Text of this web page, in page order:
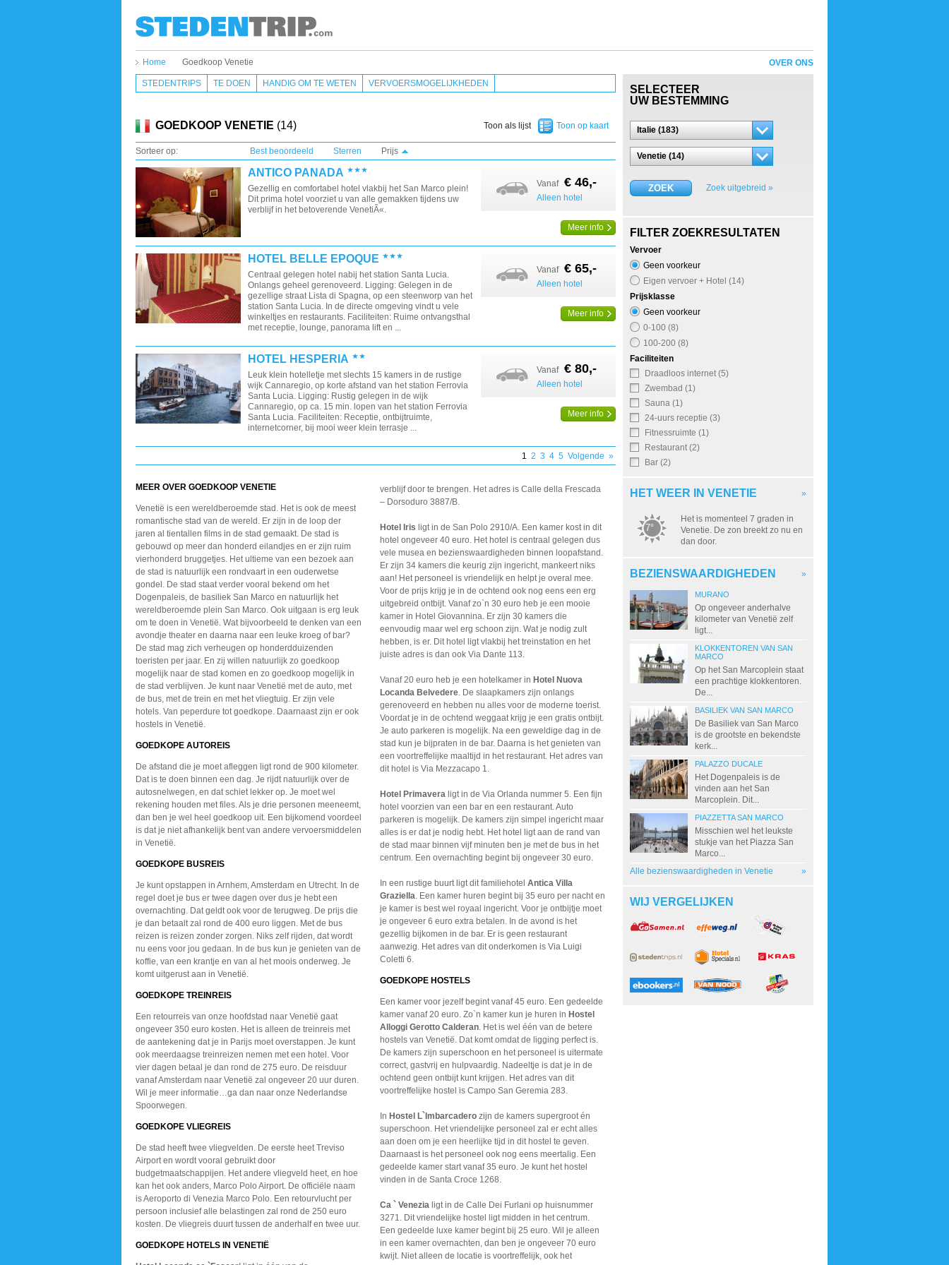
Home Goedkoop Venetie
STEDENTRIPS TE DOEN HANDIG OM TE WETEN VERVOERSMOGELIJKHEDEN
GOEDKOOP VENETIE (14)
Sorteer op: Best beoordeeld Sterren Prijs
ANTICO PANADA
Gezellig en comfortabel hotel vlakbij het San Marco plein!
Dit prima hotel voorziet u van alle gemakken tijdens uw
verblijf in het betoverende VenetiÃ«.
Vanaf € 46,-
Alleen hotel
Meer info
HOTEL BELLE EPOQUE
Centraal gelegen hotel nabij het station Santa Lucia.
Onlangs geheel gerenoveerd. Ligging: Gelegen in de
gezellige straat Lista di Spagna, op een steenworp van het
station Santa Lucia. In de directe omgeving vindt u vele
winkeltjes en restaurants. Faciliteiten: Ruime ontvangsthal
met receptie, lounge, panorama lift en ...
Vanaf € 65,-
Alleen hotel
Meer info
HOTEL HESPERIA
Leuk klein hotelletje met slechts 15 kamers in de rustige
wijk Cannaregio, op korte afstand van het station Ferrovia
Santa Lucia. Ligging: Rustig gelegen in de wijk
Cannaregio, op ca. 15 min. lopen van het station Ferrovia
Santa Lucia. Faciliteiten: Receptie, ontbijtruimte,
internetcorner, bij mooi weer klein terrasje ...
Vanaf € 80,-
Alleen hotel
Meer info
1 2 3 4 5 Volgende »
MEER OVER GOEDKOOP VENETIE
Venetië is een wereldberoemde stad. Het is ook de meest
romantische stad van de wereld. Er zijn in de loop der
jaren al tientallen films in de stad gemaakt. De stad is
gebouwd op meer dan honderd eilandjes en er zijn ruim
vierhonderd bruggetjes. Het ultieme van een bezoek aan
de stad is natuurlijk een rondvaart in een ouderwetse
gondel. De stad staat verder vooral bekend om het
Dogenpaleis, de basiliek San Marco en natuurlijk het
wereldberoemde plein San Marco. Ook uitgaan is erg leuk
om te doen in Venetië. Wat bijvoorbeeld te denken van een
avondje theater en daarna naar een leuke kroeg of bar?
De stad mag zich verheugen op honderdduizenden
toeristen per jaar. En zij willen natuurlijk zo goedkoop
mogelijk naar de stad komen en zo goedkoop mogelijk in
de stad verblijven. Je kunt naar Venetië met de auto, met
de bus, met de trein en met het vliegtuig. Er zijn vele
hotels. Van peperdure tot goedkope. Daarnaast zijn er ook
hostels in Venetië.
GOEDKOPE AUTOREIS
De afstand die je moet afleggen ligt rond de 900 kilometer.
Dat is te doen binnen een dag. Je rijdt natuurlijk over de
autosnelwegen, en dat schiet lekker op. Je moet wel
rekening houden met files. Als je drie personen meeneemt,
dan ben je wel heel goedkoop uit. Een bijkomend voordeel
is dat je niet afhankelijk bent van andere vervoersmiddelen
in Venetië.
GOEDKOPE BUSREIS
Je kunt opstappen in Arnhem, Amsterdam en Utrecht. In de
regel doet je bus er twee dagen over dus je hebt een
overnachting. Dat geldt ook voor de terugweg. De prijs die
je dan betaalt zal rond de 400 euro liggen. Met de bus
reizen is reizen zonder zorgen. Niks zelf rijden, dat wordt
nu eens voor jou gedaan. In de bus kun je genieten van de
koffie, van een krantje en van al het moois onderweg. Je
komt uitgerust aan in Venetië.
GOEDKOPE TREINREIS
Een retourreis van onze hoofdstad naar Venetië gaat
ongeveer 350 euro kosten. Het is alleen de treinreis met
de aantekening dat je in Parijs moet overstappen. Je kunt
ook meerdaagse treinreizen nemen met een hotel. Voor
vier dagen betaal je dan rond de 275 euro. De reisduur
vanaf Amsterdam naar Venetië zal ongeveer 20 uur duren.
Wil je meer informatie…ga dan naar onze Nederlandse
Spoorwegen.
GOEDKOPE VLIEGREIS
De stad heeft twee vliegvelden. De eerste heet Treviso
Airport en wordt vooral gebruikt door
budgetmaatschappijen. Het andere vliegveld heet, en hoe
kan het ook anders, Marco Polo Airport. De officiële naam
is Aeroporto di Venezia Marco Polo. Een retourvlucht per
persoon inclusief alle belastingen zal rond de 250 euro
kosten. De vliegreis duurt tussen de anderhalf en twee uur.
GOEDKOPE HOTELS IN VENETIË
verblijf door te brengen. Het adres is Calle della Frescada
– Dorsoduro 3887/B.
Hotel Iris ligt in de San Polo 2910/A. Een kamer kost in dit
hotel ongeveer 40 euro. Het hotel is centraal gelegen dus
vele musea en bezienswaardigheden binnen loopafstand.
Er zijn 34 kamers die keurig zijn ingericht, mankeert niks
aan! Het personeel is vriendelijk en helpt je overal mee.
Voor de prijs krijg je in de ochtend ook nog eens een erg
uitgebreid ontbijt. Vanaf zo`n 30 euro heb je een mooie
kamer in Hotel Giovannina. Er zijn 30 kamers die
eenvoudig maar wel erg schoon zijn. Wat je nodig zult
hebben, is er. Dit hotel ligt vlakbij het treinstation en het
juiste adres is dan ook Via Dante 113.
Vanaf 20 euro heb je een hotelkamer in Hotel Nuova
Locanda Belvedere. De slaapkamers zijn onlangs
gerenoveerd en hebben nu alles voor de moderne toerist.
Voordat je in de ochtend weggaat krijg je een gratis ontbijt.
Je auto parkeren is mogelijk. Na een geweldige dag in de
stad kun je bijpraten in de bar. Daarna is het genieten van
een voortreffelijke maaltijd in het restaurant. Het adres van
dit hotel is Via Mezzacapo 1.
Hotel Primavera ligt in de Via Orlanda nummer 5. Een fijn
hotel voorzien van een bar en een restaurant. Auto
parkeren is mogelijk. De kamers zijn simpel ingericht maar
alles is er dat je nodig hebt. Het hotel ligt aan de rand van
de stad maar binnen vijf minuten ben je met de bus in het
centrum. Een overnachting begint bij ongeveer 30 euro.
In een rustige buurt ligt dit familiehotelAntica Villa
Graziella. Een kamer huren begint bij 35 euro per nacht en
je kamer is best wel royaal ingericht. Voor je ontbijtje moet
je ongeveer 6 euro extra betalen. In de avond is het
gezellig bijkomen in de bar. Er is geen restaurant
aanwezig. Het adres van dit onderkomen is Via Luigi
Coletti 6.
GOEDKOPE HOSTELS
Een kamer voor jezelf begint vanaf 45 euro. Een gedeelde
kamer vanaf 20 euro. Zo`n kamer kun je huren in Hostel
Alloggi Gerotto Calderan. Het is wel één van de betere
hostels van Venetië. Dat komt omdat de ligging perfect is.
De kamers zijn superschoon en het personeel is uitermate
correct, gastvrij en hulpvaardig. Nadeeltje is dat je in de
ochtend geen ontbijt kunt krijgen. Het adres van dit
voortreffelijke hostel is Campo San Geremia 283.
In Hostel L`Imbarcaderozijn de kamers supergroot én
superschoon. Het vriendelijke personeel zal er echt alles
aan doen om je een heerlijke tijd in dit hostel te geven.
Daarnaast is het personeel ook nog eens meertalig. Een
gedeelde kamer start vanaf 35 euro. Je kunt het hostel
vinden in de Santa Croce 1268.
Ca ` Venezia ligt in de Calle Dei Furlani op huisnummer
3271. Dit vriendelijke hostel ligt midden in het centrum.
Een gedeelde luxe kamer begint bij 25 euro. Wil je alleen
in een kamer overnachten, dan ben je ongeveer 70 euro
kwijt. Niet alleen de locatie is voortreffelijk, ook het
Toon op kaart
Toon als lijst
OVER ONS
SELECTEER
UW BESTEMMING
Italie (183)
Venetie (14)
ZOEK Zoek uitgebreid »
FILTER ZOEKRESULTATEN
Vervoer
Geen voorkeur
Eigen vervoer + Hotel (14)
Prijsklasse
Geen voorkeur
0-100 (8)
100-200 (8)
Faciliteiten
Draadloos internet (5)
Zwembad (1)
Sauna (1)
24-uurs receptie (3)
Fitnessruimte (1)
Restaurant (2)
Bar (2)
HET WEER IN VENETIE »
7°
Het is momenteel 7 graden in
Venetie. De zon breekt zo nu en
dan door.
BEZIENSWAARDIGHEDEN »
MURANO
Op ongeveer anderhalve
kilometer van Venetië zelf
ligt...
KLOKKENTOREN VAN SAN
MARCO
Op het San Marcoplein staat
een prachtige klokkentoren.
De...
BASILIEK VAN SAN MARCO
De Basiliek van San Marco
is de grootste en bekendste
kerk...
PALAZZO DUCALE
Het Dogenpaleis is de
vinden aan het San
Marcoplein. Dit...
PIAZZETTA SAN MARCO
Misschien wel het leukste
stukje van het Piazza San
Marco...
Alle bezienswaardigheden in Venetie
»
WIJ VERGELIJKEN